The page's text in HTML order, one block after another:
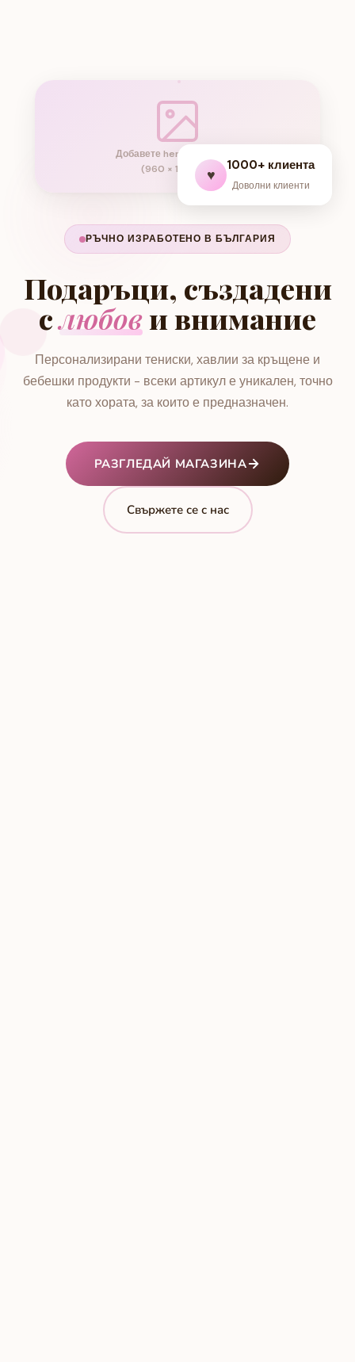
РЪЧНО ИЗРАБОТЕНО В БЪЛГАРИЯ
Подаръци, създадени
слюбови внимание
Персонализирани тениски, хавлии за кръщене и
бебешки продукти - всеки артикул е уникален, точно
като хората, за които е предназначен.
РАЗГЛЕДАЙ МАГАЗИНА
Свържете се с нас
Добавете hero снимка тук
(960 × 1200px)
♥
1000+ клиента
Доволни клиенти